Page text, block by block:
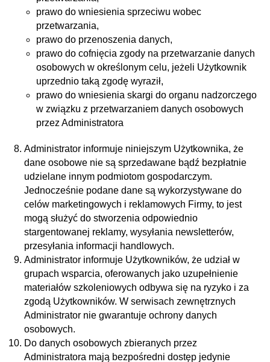
prawo do wniesienia sprzeciwu wobec
przetwarzania,
prawo do przenoszenia danych,
prawo do cofnięcia zgody na przetwarzanie danych
osobowych w określonym celu, jeżeli Użytkownik
uprzednio taką zgodę wyraził,
prawo do wniesienia skargi do organu nadzorczego
w związku z przetwarzaniem danych osobowych
przez Administratora
Administrator informuje niniejszym Użytkownika, że
dane osobowe nie są sprzedawane bądź bezpłatnie
udzielane innym podmiotom gospodarczym.
Jednocześnie podane dane są wykorzystywane do
celów marketingowych i reklamowych Firmy, to jest
mogą służyć do stworzenia odpowiednio
stargentowanej reklamy, wysyłania newsletterów,
przesyłania informacji handlowych.
Administrator informuje Użytkowników, że udział w
grupach wsparcia, oferowanych jako uzupełnienie
materiałów szkoleniowych odbywa się na ryzyko i za
zgodą Użytkowników. W serwisach zewnętrznych
Administrator nie gwarantuje ochrony danych
osobowych.
Do danych osobowych zbieranych przez
Administratora mają bezpośredni dostęp jedynie